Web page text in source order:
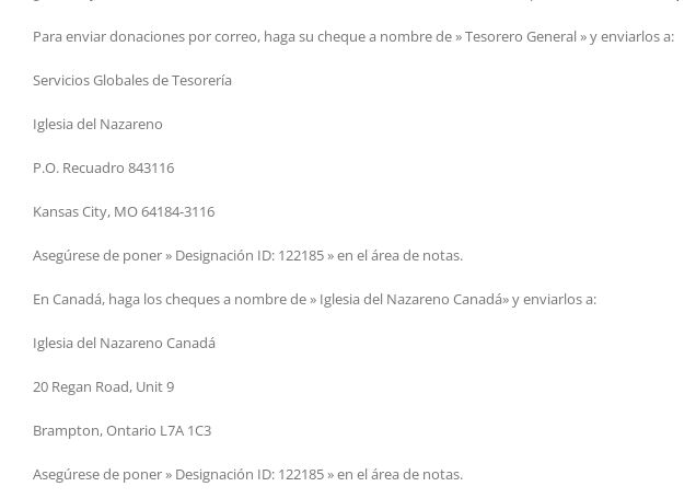
Para enviar donaciones por correo, haga su cheque a nombre de » Tesorero General » y enviarlos a:
Servicios Globales de Tesorería
Iglesia del Nazareno
P.O. Recuadro 843116
Kansas City, MO 64184-3116
Asegúrese de poner » Designación ID: 122185 » en el área de notas.
En Canadá, haga los cheques a nombre de » Iglesia del Nazareno Canadá» y enviarlos a:
Iglesia del Nazareno Canadá
20 Regan Road, Unit 9
Brampton, Ontario L7A 1C3
Asegúrese de poner » Designación ID: 122185 » en el área de notas.